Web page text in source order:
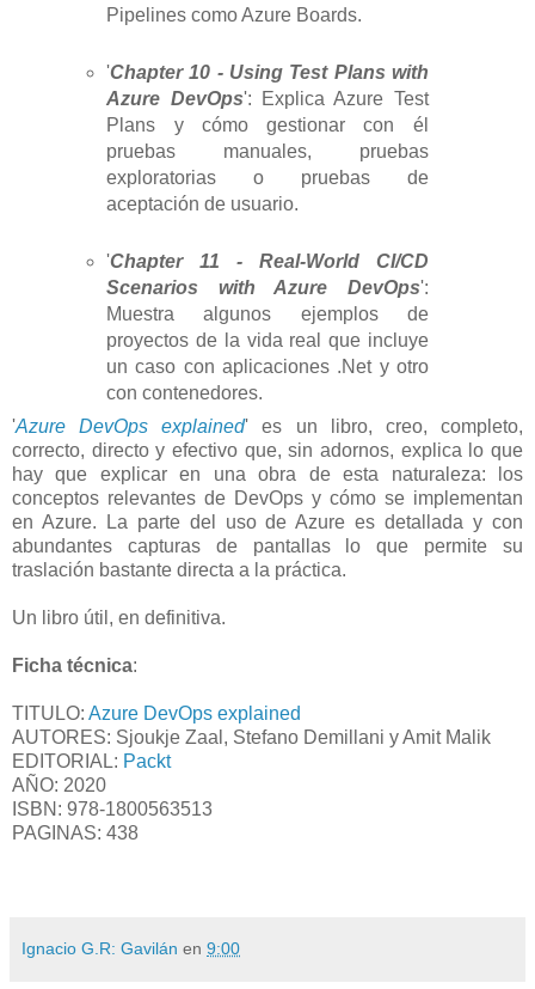
Pipelines como Azure Boards.
'Chapter 10 - Using Test Plans with
Azure DevOps': Explica Azure Test
Plans y cómo gestionar con él
pruebas manuales, pruebas
exploratorias o pruebas de
aceptación de usuario.
'Chapter 11 - Real-World CI/CD
Scenarios with Azure DevOps':
Muestra algunos ejemplos de
proyectos de la vida real que incluye
un caso con aplicaciones .Net y otro
con contenedores.
'Azure DevOps explained' es un libro, creo, completo,
correcto, directo y efectivo que, sin adornos, explica lo que
hay que explicar en una obra de esta naturaleza: los
conceptos relevantes de DevOps y cómo se implementan
en Azure. La parte del uso de Azure es detallada y con
abundantes capturas de pantallas lo que permite su
traslación bastante directa a la práctica.
Un libro útil, en definitiva.
Ficha técnica:
TITULO: Azure DevOps explained
AUTORES: Sjoukje Zaal, Stefano Demillani y Amit Malik
EDITORIAL: Packt
AÑO: 2020
ISBN: 978-1800563513
PAGINAS: 438
Ignacio G.R: Gavilán en 9:00